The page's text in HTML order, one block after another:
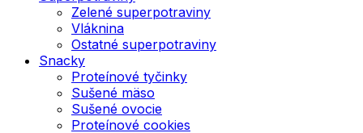
Zelené superpotraviny
Vláknina
Ostatné superpotraviny
Snacky
Proteínové tyčinky
Sušené mäso
Sušené ovocie
Proteínové cookies